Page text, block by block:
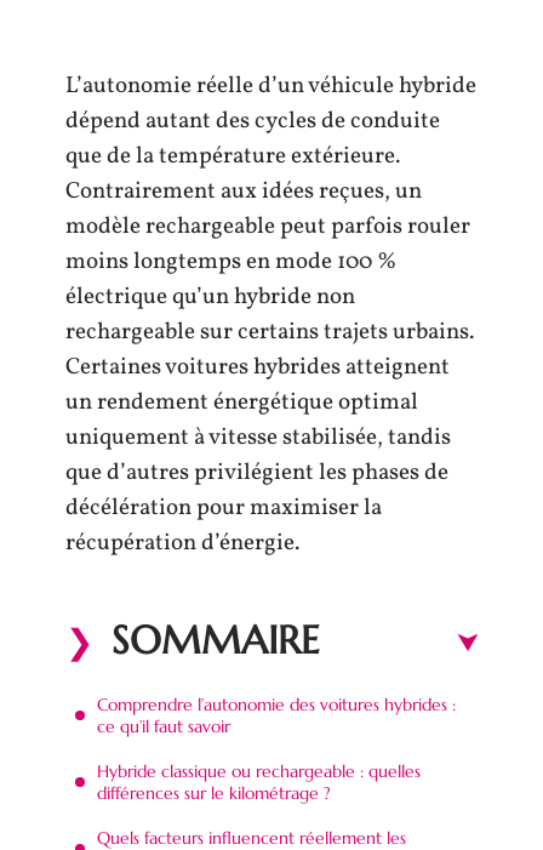
L’autonomie réelle d’un véhicule hybride
dépend autant des cycles de conduite
que de la température extérieure.
Contrairement aux idées reçues, un
modèle rechargeable peut parfois rouler
moins longtemps en mode 100 %
électrique qu’un hybride non
rechargeable sur certains trajets urbains.
Certaines voitures hybrides atteignent
un rendement énergétique optimal
uniquement à vitesse stabilisée, tandis
que d’autres privilégient les phases de
décélération pour maximiser la
récupération d’énergie.
SOMMAIRE
Comprendre l’autonomie des voitures hybrides :
ce qu’il faut savoir
Hybride classique ou rechargeable : quelles
différences sur le kilométrage ?
Quels facteurs influencent réellement les